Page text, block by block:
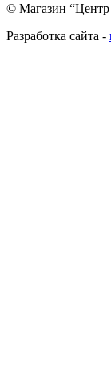
© Магазин
Разработка сайта -